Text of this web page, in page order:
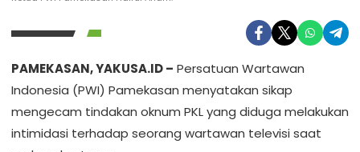
PAMEKASAN, YAKUSA.ID – Persatuan Wartawan
Indonesia (PWI) Pamekasan menyatakan sikap
mengecam tindakan oknum PKL yang diduga melakukan
intimidasi terhadap seorang wartawan televisi saat